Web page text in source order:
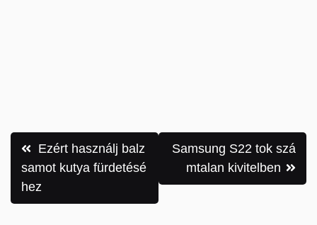
Bejegyzés
navigáció
Ezért használj balz
samot kutya fürdetésé
hez
Samsung S22 tok szá
mtalan kivitelben